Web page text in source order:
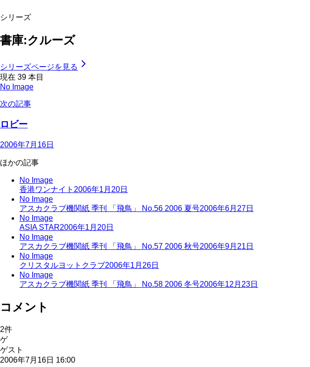
シリーズ
書庫:クルーズ
シリーズページを見る
現在 39 本目
No Image
次の記事
ロビー
2006年7月16日
ほかの記事
No Image
香港ワンナイト 2006年1月20日
No Image
アスカクラブ機関紙 季刊 「飛鳥」 No.56 2006 夏号2006年6月27日
No Image
ASIA STAR2006年1月20日
No Image
アスカクラブ機関紙 季刊 「飛鳥」 No.57 2006 秋号2006年9月21日
No Image
クリスタルヨットクラブ2006年1月26日
No Image
アスカクラブ機関紙 季刊 「飛鳥」 No.58 2006 冬号2006年12月23日
コメント
2件
ゲ
ゲスト
2006年7月16日 16:00